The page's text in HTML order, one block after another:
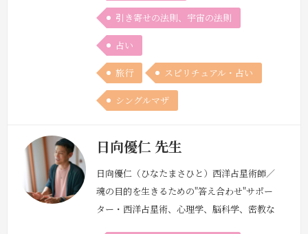
えるタイミングに気づいて、人生を変えよう
と決意。分析力と癒しの力という自分の本質
を活かして、今はマヤ暦アドバイザーとフラ
ワーエッセンスのプラクティショナーをして
います。以前の私のように、自分の本質に
気… 続きを見る »
引き寄せの法則、宇宙の法則
占い
旅行 スピリチュアル・占い
シングルマザ
日向優仁 先生
日向優仁（ひなたまさひと）西洋占星術師／
魂の目的を生きるための"答え合わせ"サポー
ター・西洋占星術、心理学、脳科学、密教な